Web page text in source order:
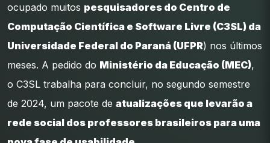
ocupado muitos pesquisadores do Centro de
Computação Científica e Software Livre (C3SL) da
Universidade Federal do Paraná (UFPR) nos últimos
meses. A pedido do Ministério da Educação (MEC),
o C3SL trabalha para concluir, no segundo semestre
de 2024, um pacote de atualizações que levarão a
rede social dos professores brasileiros para uma